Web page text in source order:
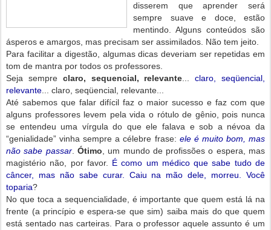
disserem que aprender será
sempre suave e doce, estão
mentindo. Alguns conteúdos são
ásperos e amargos, mas precisam ser assimilados. Não tem jeito.
Para facilitar a digestão, algumas dicas deveriam ser repetidas em
tom de mantra por todos os professores.
Seja sempre claro, sequencial, relevante ...claro, seqüencial,
relevante ... claro, seqüencial, relevante...
Até sabemos que falar difícil faz o maior sucesso e faz com que
alguns professores levem pela vida o rótulo de gênio, pois nunca
se entendeu uma vírgula do que ele falava e sob a névoa da
“genialidade” vinha sempre a célebre frase: ele é muito bom, mas
não sabe passar. Ótimo , um mundo de profissões o espera, mas
magistério não, por favor. É como um médico que sabe tudo de
câncer, mas não sabe curar. Caiu na mão dele, morreu. Você
toparia?
No que toca a sequencialidade, é importante que quem está lá na
frente (a princípio e espera-se que sim) saiba mais do que quem
está sentado nas carteiras. Para o professor aquele assunto é um